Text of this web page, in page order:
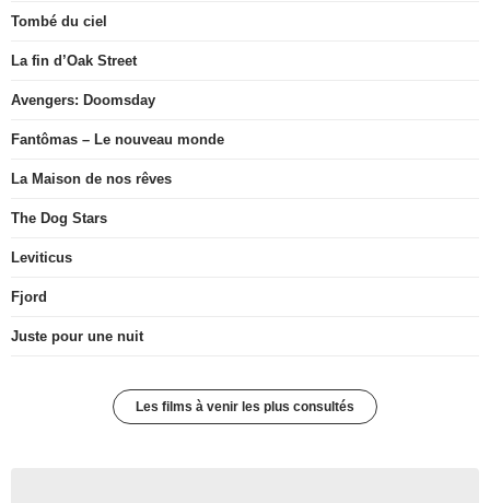
Tombé du ciel
La fin d’Oak Street
Avengers: Doomsday
Fantômas – Le nouveau monde
La Maison de nos rêves
The Dog Stars
Leviticus
Fjord
Juste pour une nuit
Les films à venir les plus consultés